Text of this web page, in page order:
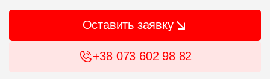
Оставить заявку
+38 073 602 98 82